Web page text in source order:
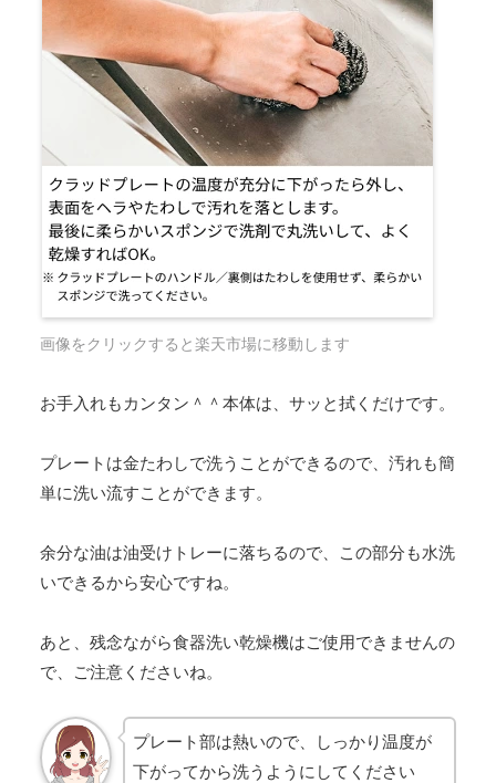
画像をクリックすると楽天市場に移動します
お手入れもカンタン＾＾本体は、サッと拭くだけです。
プレートは金たわしで洗うことができるので、汚れも簡
単に洗い流すことができます。
余分な油は油受けトレーに落ちるので、この部分も水洗
いできるから安心ですね。
あと、残念ながら食器洗い乾燥機はご使用できませんの
で、ご注意くださいね。
プレート部は熱いので、しっかり温度が
下がってから洗うようにしてください